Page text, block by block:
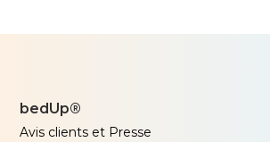
bedUp®
Avis clients et Presse